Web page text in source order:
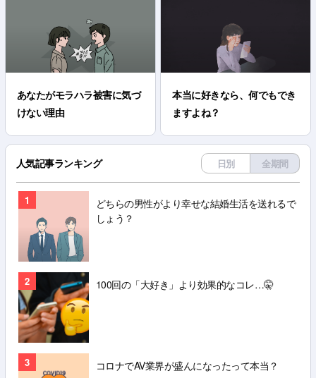
あなたがモラハラ被害に気づ
けない理由
本当に好きなら、何でもでき
ますよね？
人気記事ランキング 日別 全期間
1
どちらの男性がより幸せな結婚生活を送れるで
しょう？
2 100回の「大好き」より効果的なコレ…🤫
3 コロナでAV業界が盛んになったって本当？